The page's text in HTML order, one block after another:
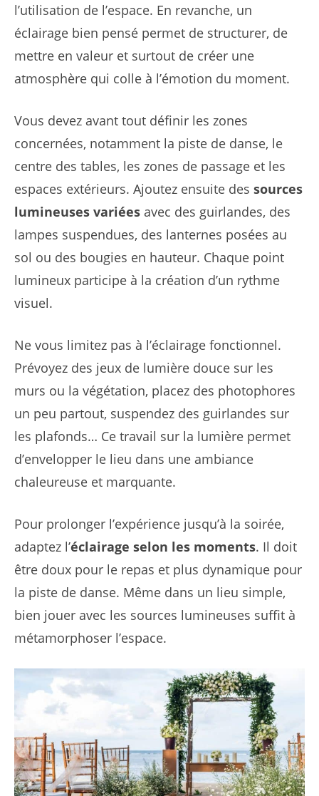
l’utilisation de l’espace. En revanche, un
éclairage bien pensé permet de structurer, de
mettre en valeur et surtout de créer une
atmosphère qui colle à l’émotion du moment.
Vous devez avant tout définir les zones
concernées, notamment la piste de danse, le
centre des tables, les zones de passage et les
espaces extérieurs. Ajoutez ensuite des sources
lumineuses variées avec des guirlandes, des
lampes suspendues, des lanternes posées au
sol ou des bougies en hauteur. Chaque point
lumineux participe à la création d’un rythme
visuel.
Ne vous limitez pas à l’éclairage fonctionnel.
Prévoyez des jeux de lumière douce sur les
murs ou la végétation, placez des photophores
un peu partout, suspendez des guirlandes sur
les plafonds… Ce travail sur la lumière permet
d’envelopper le lieu dans une ambiance
chaleureuse et marquante.
Pour prolonger l’expérience jusqu’à la soirée,
adaptez l’éclairage selon les moments. Il doit
être doux pour le repas et plus dynamique pour
la piste de danse. Même dans un lieu simple,
bien jouer avec les sources lumineuses suffit à
métamorphoser l’espace.